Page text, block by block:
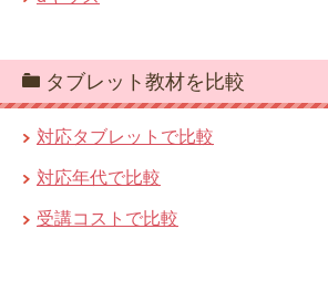
タブレット教材を比較
対応タブレットで比較
対応年代で比較
受講コストで比較